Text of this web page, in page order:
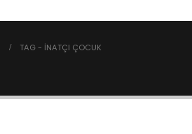
TAG - INATÇI ÇOCUK